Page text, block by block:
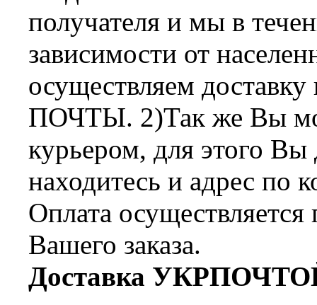
получателя и мы в
зависимости от
осуществляем
ПОЧТЫ. 2)Так же Вы
курьером, для этого
находитесь и адрес по
Оплата
Вашего заказа.
Доставка